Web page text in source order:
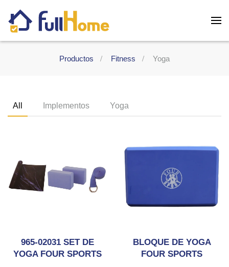
Skip to main content
Productos Fitness Yoga
All Implementos Yoga
965-02031 SET DE
YOGA FOUR SPORTS
BLOQUE DE YOGA
FOUR SPORTS